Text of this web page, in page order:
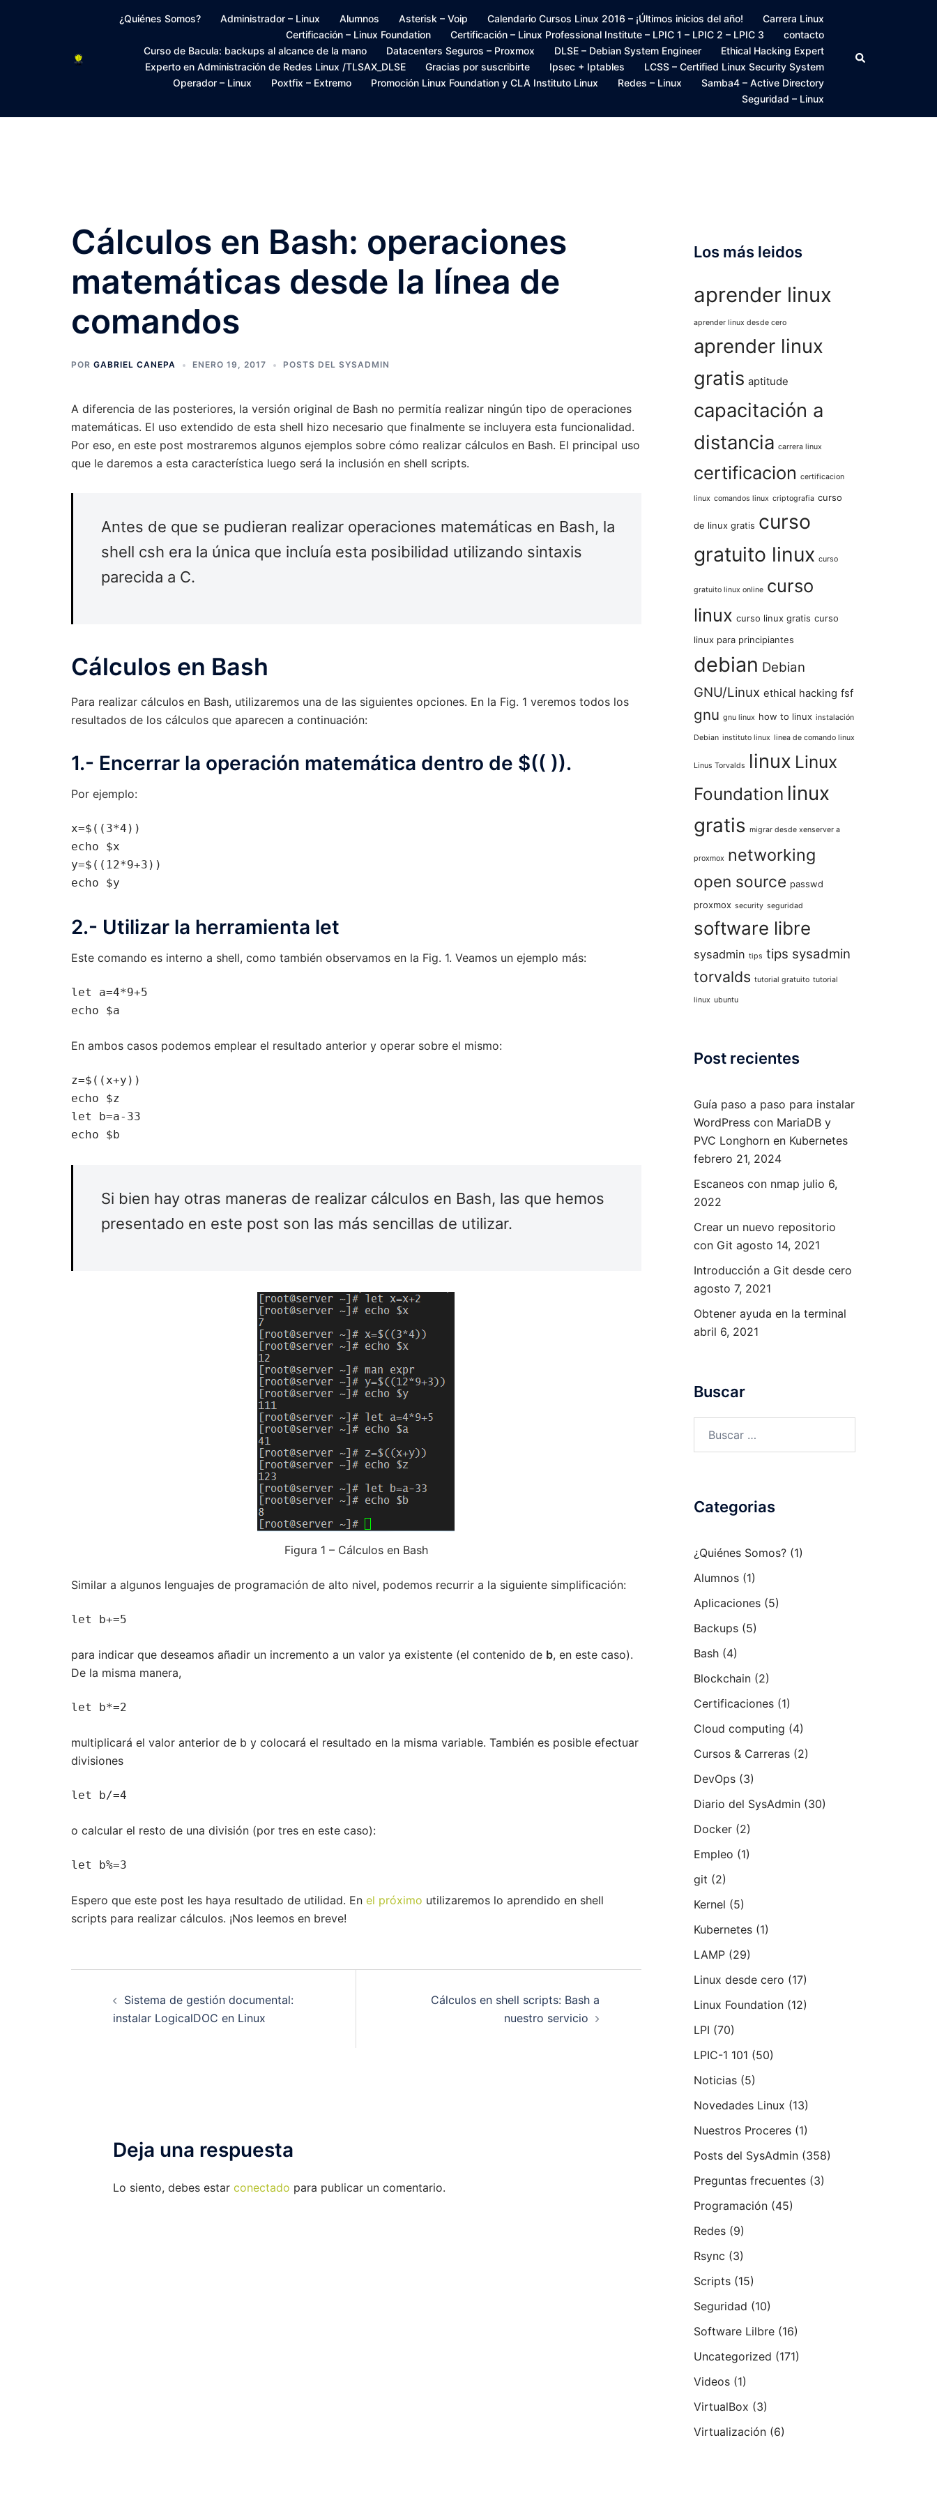
¿Quiénes Somos? Administrador – Linux Alumnos Asterisk – Voip Calendario Cursos Linux 2016 – ¡Últimos inicios del año!
Carrera Linux
Certificación – Linux Foundation
Certificación – Linux Professional Institute – LPIC 1 – LPIC 2 – LPIC 3
contacto
Curso de Bacula: backups al alcance de la mano
Datacenters Seguros – Proxmox DLSE – Debian System Engineer
Ethical Hacking Expert
Experto en Administración de Redes Linux /TLSAX_DLSE
Gracias por suscribirte Ipsec + Iptables
LCSS – Certified Linux Security System
Operador – Linux
Poxtfix – Extremo Promoción Linux Foundation y CLA Instituto Linux Redes – Linux
Samba4 – Active Directory
Seguridad – Linux
Buscar
Cálculos en Bash: operaciones
matemáticas desde la línea de
comandos
POR GABRIEL CANEPA ENERO 19, 2017 POSTS DEL SYSADMIN
A diferencia de las posteriores, la versión original de Bash no permitía realizar ningún tipo de operaciones
matemáticas. El uso extendido de esta shell hizo necesario que finalmente se incluyera esta funcionalidad.
Por eso, en este post mostraremos algunos ejemplos sobre cómo realizar cálculos en Bash. El principal uso
que le daremos a esta característica luego será la inclusión en shell scripts.
Antes de que se pudieran realizar operaciones matemáticas en Bash, la
shell csh era la única que incluía esta posibilidad utilizando sintaxis
parecida a C.
Cálculos en Bash
Para realizar cálculos en Bash, utilizaremos una de las siguientes opciones. En la Fig. 1 veremos todos los
resultados de los cálculos que aparecen a continuación:
1.- Encerrar la operación matemática dentro de $(( )).
Por ejemplo:
x=$((3*4))
echo $x
y=$((12*9+3))
echo $y
2.- Utilizar la herramienta let
Este comando es interno a shell, como también observamos en la Fig. 1. Veamos un ejemplo más:
let a=4*9+5
echo $a
En ambos casos podemos emplear el resultado anterior y operar sobre el mismo:
z=$((x+y))
echo $z
let b=a-33
echo $b
Si bien hay otras maneras de realizar cálculos en Bash, las que hemos
presentado en este post son las más sencillas de utilizar.
Figura 1 – Cálculos en Bash
Similar a algunos lenguajes de programación de alto nivel, podemos recurrir a la siguiente simplificación:
let b+=5
para indicar que deseamos añadir un incremento a un valor ya existente (el contenido de b, en este caso).
De la misma manera,
let b*=2
multiplicará el valor anterior de b y colocará el resultado en la misma variable. También es posible efectuar
divisiones
let b/=4
o calcular el resto de una división (por tres en este caso):
let b%=3
Espero que este post les haya resultado de utilidad. En el próximo utilizaremos lo aprendido en shell
scripts para realizar cálculos. ¡Nos leemos en breve!
Sistema de gestión documental:
instalar LogicalDOC en Linux
Cálculos en shell scripts: Bash a
nuestro servicio
Deja una respuesta
Lo siento, debes estar conectado para publicar un comentario.
Los más leidos
aprender linux
aprender linux desde cero
aprender linux
gratis aptitude
capacitación a
distancia carrera linux
certificacion certificacion
linux comandos linux criptografia curso
de linux gratis curso
gratuito linux curso
gratuito linux online curso
linux curso linux gratis curso
linux para principiantes
debian Debian
GNU/Linux ethical hacking fsf
gnu gnu linux how to linux instalación
Debian instituto linux linea de comando linux
Linus Torvalds linux Linux
Foundation linux
gratis migrar desde xenserver a
proxmox networking
open source passwd
proxmox security seguridad
software libre
sysadmin tips tips sysadmin
torvalds tutorial gratuito tutorial
linux ubuntu
Post recientes
Guía paso a paso para instalar
WordPress con MariaDB y
PVC Longhorn en Kubernetes
febrero 21, 2024
Escaneos con nmap julio 6,
2022
Crear un nuevo repositorio
con Git agosto 14, 2021
Introducción a Git desde cero
agosto 7, 2021
Obtener ayuda en la terminal
abril 6, 2021
Buscar
Categorias
¿Quiénes Somos?(1)
Alumnos(1)
Aplicaciones(5)
Backups(5)
Bash(4)
Blockchain(2)
Certificaciones(1)
Cloud computing (4)
Cursos & Carreras(2)
DevOps(3)
Diario del SysAdmin(30)
Docker(2)
Empleo (1)
git (2)
Kernel (5)
Kubernetes(1)
LAMP(29)
Linux desde cero (17)
Linux Foundation(12)
LPI (70)
LPIC-1 101 (50)
Noticias(5)
Novedades Linux (13)
Nuestros Proceres(1)
Posts del SysAdmin(358)
Preguntas frecuentes(3)
Programación(45)
Redes(9)
Rsync (3)
Scripts(15)
Seguridad (10)
Software Lilbre(16)
Uncategorized (171)
Videos(1)
VirtualBox (3)
Virtualización(6)